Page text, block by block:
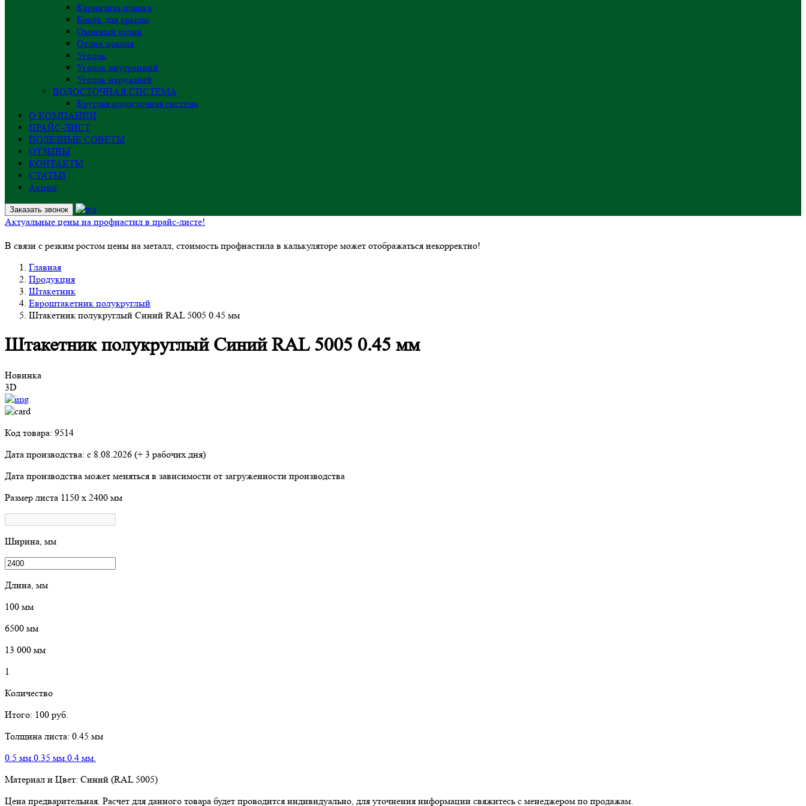
Карнизная планка
Конёк для крыши
Оконный отлив
Отлив цоколя
Уголок
Уголок внутренний
Уголок наружный
ВОДОСТОЧНАЯ СИСТЕМА
Круглая водосточная система
О КОМПАНИИ
ПРАЙС-ЛИСТ
ПОЛЕЗНЫЕ СОВЕТЫ
ОТЗЫВЫ
КОНТАКТЫ
СТАТЬИ
Акции
Заказать звонок
Актуальные цены на профнастил в прайс-листе!
В связи с резким ростом цены на металл, стоимость профнастила в калькуляторе может отображаться некорректно!
Главная
Продукция
Штакетник
Евроштакетник полукруглый
Штакетник полукруглый Синий RAL 5005 0.45 мм
Штакетник полукруглый Синий RAL 5005 0.45 мм
Новинка
3D
Код товара: 9514
Дата производства: с 8.08.2026 (+ 3 рабочих дня)
Дата производства может меняться в зависимости от загруженности производства
Размер листа 1150 х 2400 мм
Ширина, мм
Длина, мм
100 мм
6500 мм
13 000 мм
1
Количество
Итого: 100 руб.
Толщина листа: 0.45 мм
0.5 мм. 0.35 мм. 0.4 мм.
Материал и Цвет: Синий (RAL 5005)
Цена предварительная. Расчет для данного товара будет проводится индивидуально, для уточнения информации свяжитесь с менеджером по продажам.